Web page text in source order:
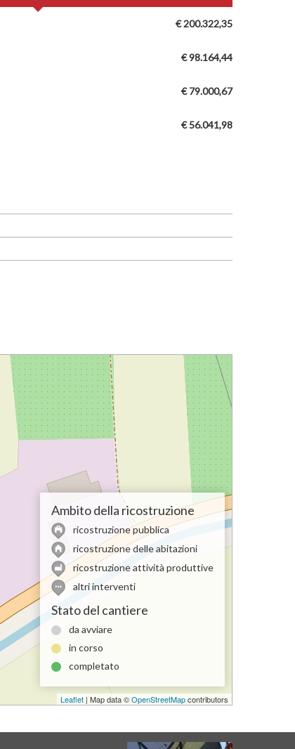
€ 200.322,35
€ 98.164,44
€ 79.000,67
€ 56.041,98
Ambito della ricostruzione
ricostruzione pubblica
ricostruzione delle abitazioni
ricostruzione attività produttive
altri interventi
Stato del cantiere
da avviare
in corso
completato
Leaflet | Map data ©OpenStreetMapcontributors